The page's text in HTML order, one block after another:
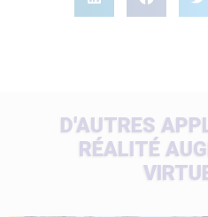
D'AUTRES
RÉALITÉ